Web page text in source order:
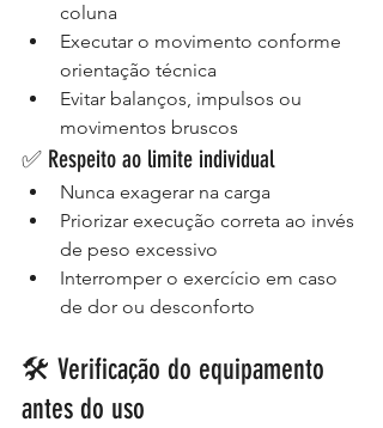
coluna
Executar o movimento conforme
orientação técnica
Evitar balanços, impulsos ou
movimentos bruscos
✅ Respeito ao limite individual
Nunca exagerar na carga
Priorizar execução correta ao invés
de peso excessivo
Interromper o exercício em caso
de dor ou desconforto
🛠️ Verificação do equipamento
antes do uso